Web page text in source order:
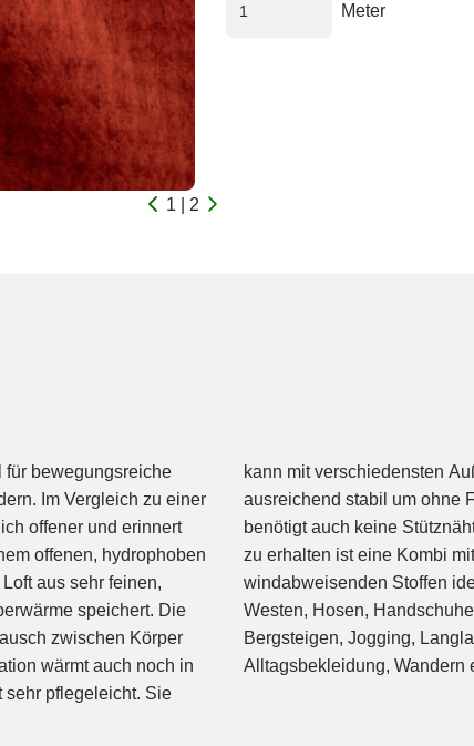
1 | 2
Meter
für bewegungsreiche
Im Vergleich zu einer
offener und erinnert
offenen, hydrophoben
aus sehr feinen,
speichert. Die
zwischen Körper
wärmt auch noch in
sehr pflegeleicht. Sie
werden und ist sogar
Die Alpha-Isolation
Bekleidung
atmungsaktiven,
leichte Jacken,
z.B. für
natürlich auch ideal für
Alltagsbekleidung, Wandern